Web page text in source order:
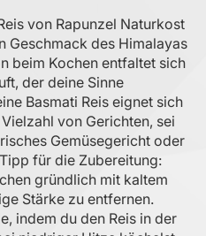
von Rapunzel Naturkost
Geschmack des Himalayas
beim Kochen entfaltet sich
der deine Sinne
Basmati Reis eignet sich
von Gerichten, sei
Gemüsegericht oder
für die Zubereitung:
gründlich mit kaltem
Stärke zu entfernen.
indem du den Reis in der